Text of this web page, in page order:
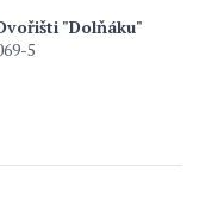
"Dolňáku"
5